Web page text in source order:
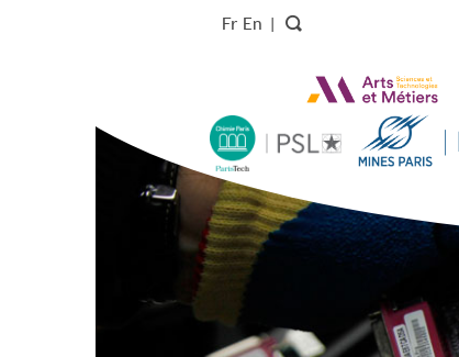
Fr En |